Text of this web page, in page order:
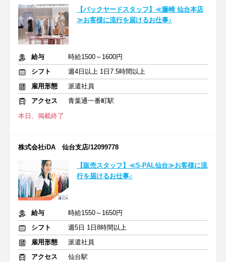
【バックヤードスタッフ】≪藤崎 仙台本店
≫お客様に流行を届けるお仕事♪
給与
時給1500～1600円
シフト
週4日以上 1日7.5時間以上
雇用形態
派遣社員
アクセス
青葉通一番町駅
本日、掲載終了
株式会社iDA 仙台支店/12099778
【販売スタッフ】≪S-PAL仙台≫お客様に流
行を届けるお仕事♪
給与
時給1550～1650円
シフト
週5日 1日8時間以上
雇用形態
派遣社員
アクセス
仙台駅